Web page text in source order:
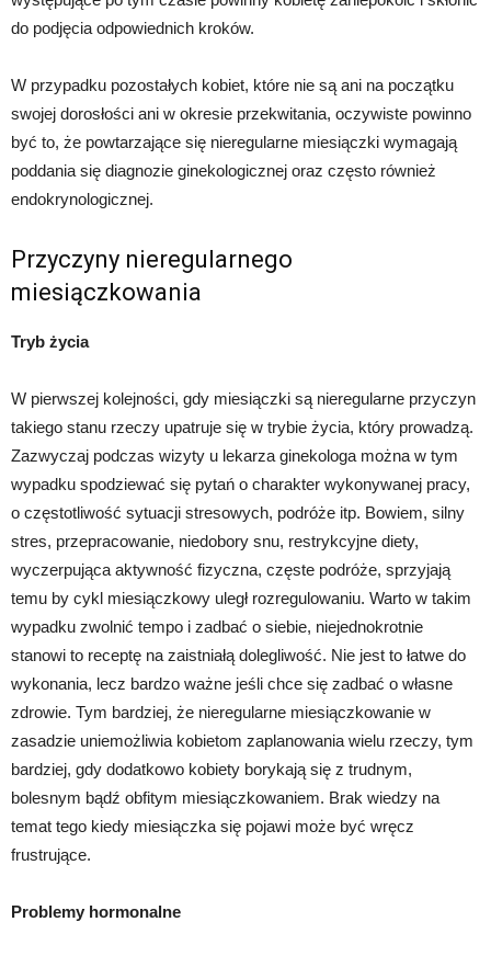
do podjęcia odpowiednich kroków.
W przypadku pozostałych kobiet, które nie są ani na początku
swojej dorosłości ani w okresie przekwitania, oczywiste powinno
być to, że powtarzające się nieregularne miesiączki wymagają
poddania się diagnozie ginekologicznej oraz często również
endokrynologicznej.
Przyczyny nieregularnego
miesiączkowania
Tryb życia
W pierwszej kolejności, gdy miesiączki są nieregularne przyczyn
takiego stanu rzeczy upatruje się w trybie życia, który prowadzą.
Zazwyczaj podczas wizyty u lekarza ginekologa można w tym
wypadku spodziewać się pytań o charakter wykonywanej pracy,
o częstotliwość sytuacji stresowych, podróże itp. Bowiem, silny
stres, przepracowanie, niedobory snu, restrykcyjne diety,
wyczerpująca aktywność fizyczna, częste podróże, sprzyjają
temu by cykl miesiączkowy uległ rozregulowaniu. Warto w takim
wypadku zwolnić tempo i zadbać o siebie, niejednokrotnie
stanowi to receptę na zaistniałą dolegliwość. Nie jest to łatwe do
wykonania, lecz bardzo ważne jeśli chce się zadbać o własne
zdrowie. Tym bardziej, że nieregularne miesiączkowanie w
zasadzie uniemożliwia kobietom zaplanowania wielu rzeczy, tym
bardziej, gdy dodatkowo kobiety borykają się z trudnym,
bolesnym bądź obfitym miesiączkowaniem. Brak wiedzy na
temat tego kiedy miesiączka się pojawi może być wręcz
frustrujące.
Problemy hormonalne